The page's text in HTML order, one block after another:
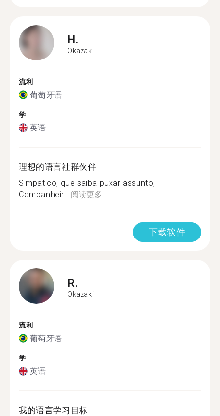
H.
Okazaki
流利
葡萄牙语
学
英语
理想的语言社群伙伴
Simpatico, que saiba puxar assunto,
Companheir...阅读更多
下载软件
R.
Okazaki
流利
葡萄牙语
学
英语
我的语言学习目标